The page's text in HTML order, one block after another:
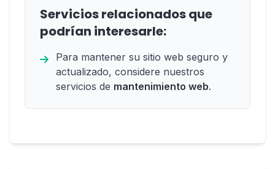
Servicios relacionados que
podrían interesarle:
Para mantener su sitio web seguro y
actualizado, considere nuestros
servicios de mantenimiento web.